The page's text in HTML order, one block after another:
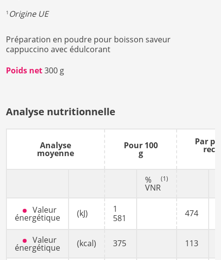
1 Origine UE
Préparation en poudre pour boisson saveur
cappuccino avec édulcorant
Poids net300 g
Analyse nutritionnelle
Analyse
moyenne
Pour 100
g
Par
%
VNR
(1)
Valeur
énergétique (kJ)
1
581
474
Valeur
énergétique (kcal) 375 113